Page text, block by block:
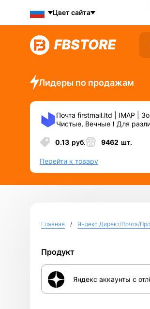
Цвет сайта
Лидеры по продажам
Почта firstmail.ltd | IMAP |
Чистые, Вечные ❗️ Для
0.13 руб. 9462 шт.
Перейти к товару
Главная Яндекс Директ/Почта/
Продукт
Яндекс аккаунты с